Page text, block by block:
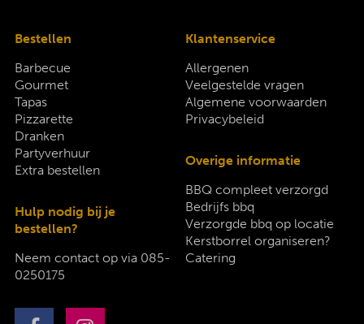
Bestellen
Barbecue
Gourmet
Tapas
Pizzarette
Dranken
Partyverhuur
Extra bestellen
Hulp nodig bij je
bestellen?
Neem contact op via 085-
0250175
Klantenservice
Allergenen
Veelgestelde vragen
Algemene voorwaarden
Privacybeleid
Overige informatie
BBQ compleet verzorgd
Bedrijfs bbq
Verzorgde bbq op locatie
Kerstborrel organiseren?
Catering